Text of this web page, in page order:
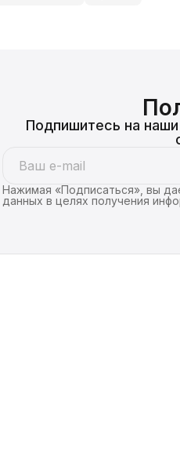
Подпишитесь на наши
Нажимая «Подписаться», вы
данных в целях получения